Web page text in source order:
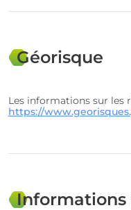
Géorisque
Les informations sur les
https://
Informations